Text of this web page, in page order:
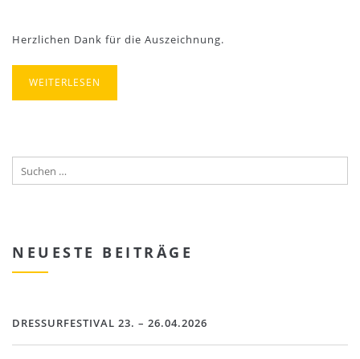
Herzlichen Dank für die Auszeichnung.
WEITERLESEN
NEUESTE BEITRÄGE
DRESSURFESTIVAL 23. – 26.04.2026